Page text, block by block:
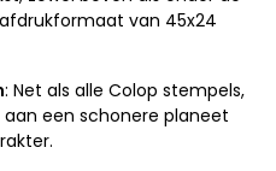
van 45x24
: Net als alle Colop stempels,
een schonere planeet